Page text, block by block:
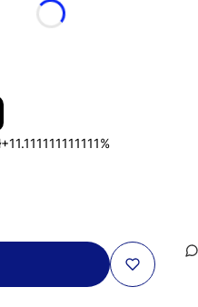
+11.111111111111%